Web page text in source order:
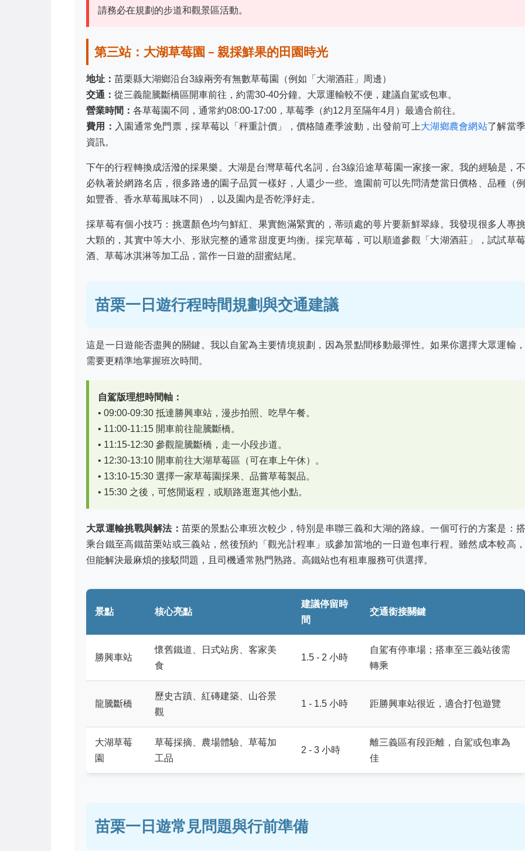
請務必在規劃的步道和觀景區活動。
第三站：大湖草莓園 – 親採鮮果的田園時光
地址： 苗栗縣大湖鄉沿台3線兩旁有無數草莓園（例如「大湖酒莊」周邊）
交通： 從三義龍騰斷橋區開車前往，約需30-40分鐘。大眾運輸較不便，建議自駕或包車。
營業時間： 各草莓園不同，通常約08:00-17:00，草莓季（約12月至隔年4月）最適合前往。
費用： 入園通常免門票，採草莓以「秤重計價」，價格隨產季波動，出發前可上大湖鄉農會網站了解當季
資訊。
下午的行程轉換成活潑的採果樂。大湖是台灣草莓代名詞，台3線沿途草莓園一家接一家。我的經驗是，不
必執著於網路名店，很多路邊的園子品質一樣好，人還少一些。進園前可以先問清楚當日價格、品種（例
如豐香、香水草莓風味不同），以及園內是否乾淨好走。
採草莓有個小技巧：挑選顏色均勻鮮紅、果實飽滿緊實的，蒂頭處的萼片要新鮮翠綠。我發現很多人專挑
大顆的，其實中等大小、形狀完整的通常甜度更均衡。採完草莓，可以順道參觀「大湖酒莊」，試試草莓
酒、草莓冰淇淋等加工品，當作一日遊的甜蜜結尾。
苗栗一日遊行程時間規劃與交通建議
這是一日遊能否盡興的關鍵。我以自駕為主要情境規劃，因為景點間移動最彈性。如果你選擇大眾運輸，
需要更精準地掌握班次時間。
自駕版理想時間軸：
• 09:00-09:30 抵達勝興車站，漫步拍照、吃早午餐。
• 11:00-11:15 開車前往龍騰斷橋。
• 11:15-12:30 參觀龍騰斷橋，走一小段步道。
• 12:30-13:10 開車前往大湖草莓區（可在車上午休）。
• 13:10-15:30 選擇一家草莓園採果、品嘗草莓製品。
• 15:30 之後，可悠閒返程，或順路逛逛其他小點。
大眾運輸挑戰與解法：苗栗的景點公車班次較少，特別是串聯三義和大湖的路線。一個可行的方案是：搭
乘台鐵至高鐵苗栗站或三義站，然後預約「觀光計程車」或參加當地的一日遊包車行程。雖然成本較高，
但能解決最麻煩的接駁問題，且司機通常熟門熟路。高鐵站也有租車服務可供選擇。
景點 核心亮點
建議停留時
間
交通銜接關鍵
勝興車站
懷舊鐵道、日式站房、客家美
食
1.5 - 2 小時
自駕有停車場；搭車至三義站後需
轉乘
龍騰斷橋
歷史古蹟、紅磚建築、山谷景
觀
1 - 1.5 小時 距勝興車站很近，適合打包遊覽
大湖草莓
園
草莓採摘、農場體驗、草莓加
工品
2 - 3 小時
離三義區有段距離，自駕或包車為
佳
苗栗一日遊常見問題與行前準備